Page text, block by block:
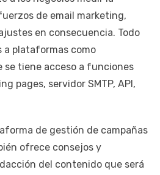
de email marketing,
en consecuencia. Todo
a plataformas como
se tiene acceso a funciones
pages, servidor SMTP, API,
de gestión de campañas
ofrece consejos y
del contenido que será